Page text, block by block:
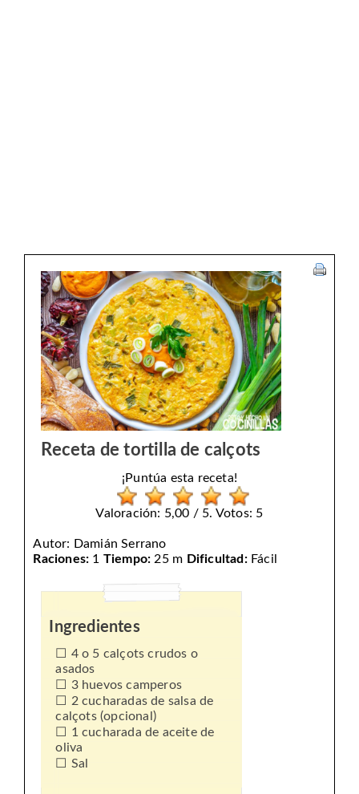
Receta de tortilla de calçots
¡Puntúa esta receta!
Valoración: 5,00 / 5. Votos: 5
Autor: Damián Serrano
Raciones: 1 Tiempo: 25 m Dificultad:Fácil
Ingredientes
4 o 5 calçots crudos o
asados
3 huevos camperos
2 cucharadas de salsa de
calçots (opcional)
1 cucharada de aceite de
oliva
Sal